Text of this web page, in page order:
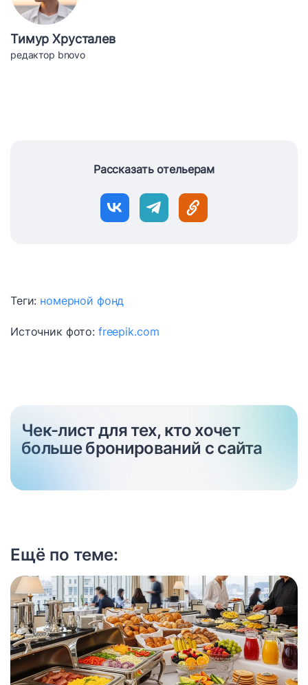
Тимур Хрусталев
редактор bnovo
Рассказать отельерам
Теги: номерной фонд
Источник фото: freepik.com
Чек-лист для тех, кто хочет
больше бронирований с сайта
Ещё по теме: